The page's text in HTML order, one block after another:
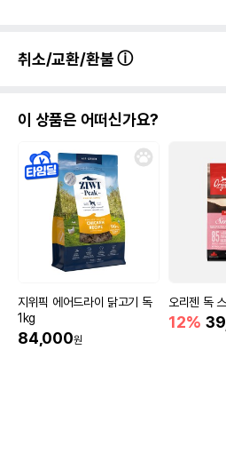
취소/교환/환불
이 상품은 어떠신가요?
지위픽 에어드라이 닭고기 독
1kg
84,000원
오리젠 독
12%